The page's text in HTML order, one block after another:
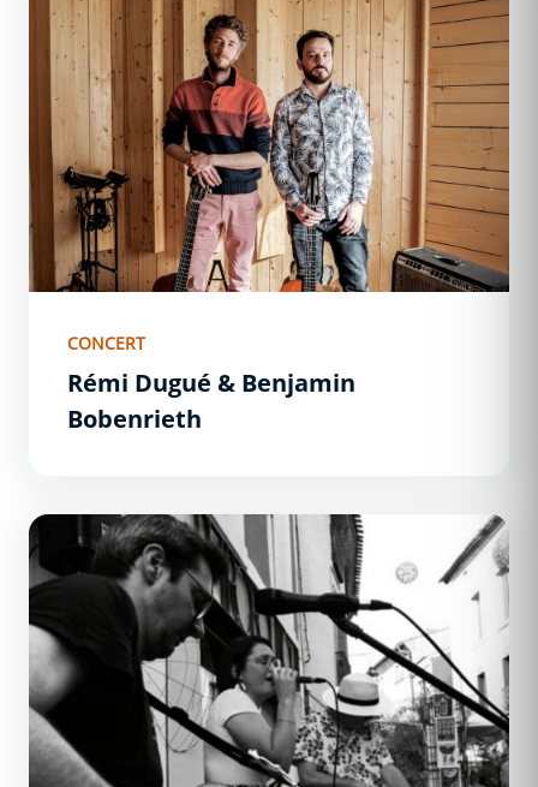
CONCERT
Rémi Dugué & Benjamin
Bobenrieth
À 3 Reprises